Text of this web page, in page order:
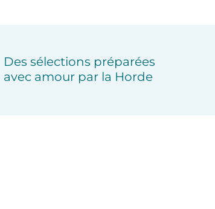
Des sélections préparées
avec amour par la Horde